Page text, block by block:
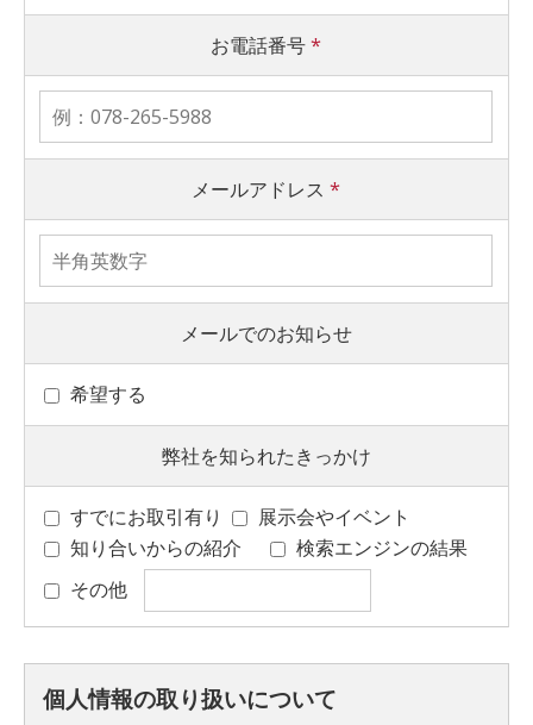
お電話番号*
メールアドレス*
メールでのお知らせ
希望する
弊社を知られたきっかけ
すでにお取引有り
展示会やイベント
知り合いからの紹介
検索エンジンの結果
その他
個人情報の取り扱いについて